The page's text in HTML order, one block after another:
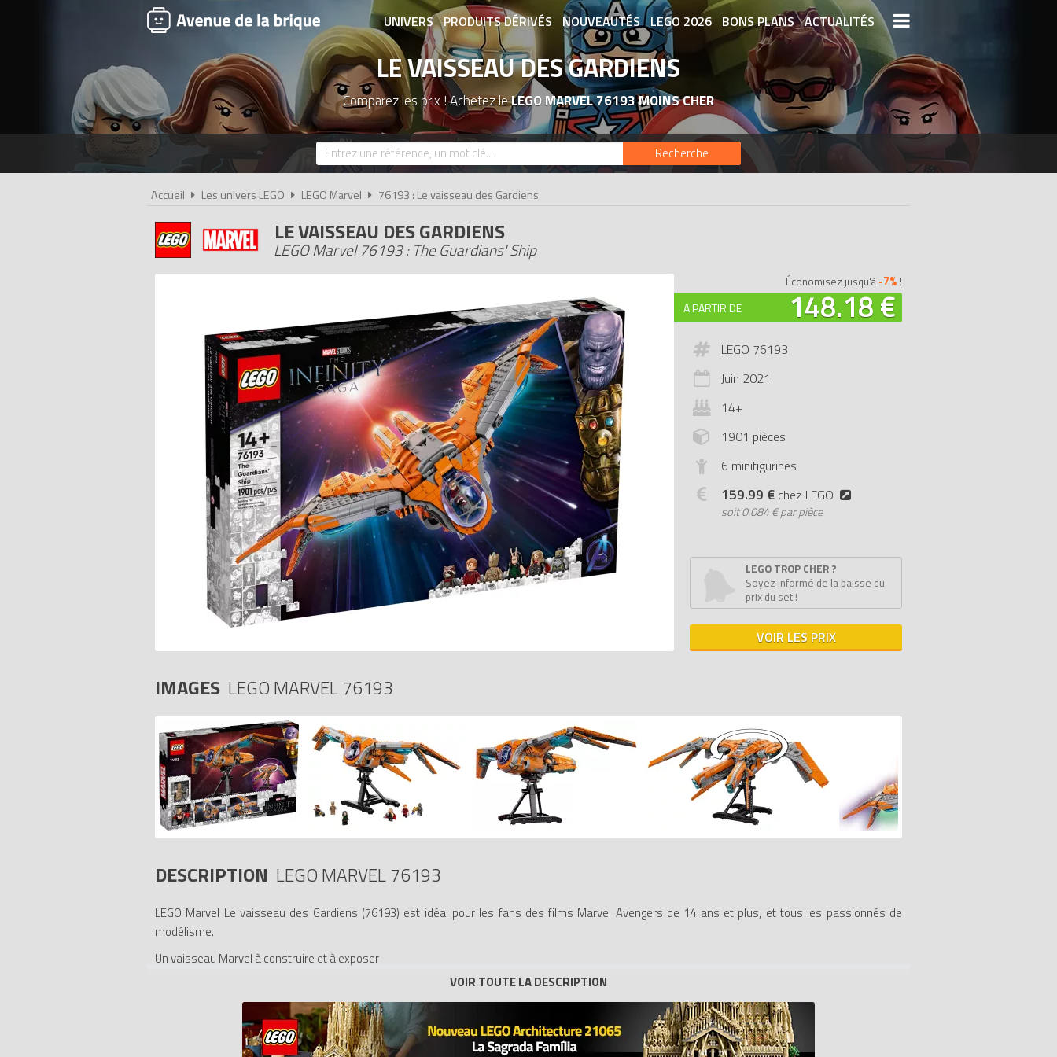
UNIVERS PRODUITS DÉRIVÉS NOUVEAUTÉS LEGO 2026 BONS PLANS ACTUALITÉS
ASSOCIATIONS DE FANS EXPOSITIONS LEGO LEGO LES PLUS CHERS
DERNIERS LEGO AJOUTÉS
LE VAISSEAU DES GARDIENS
Comparez les prix ! Achetez leLEGO MARVEL 76193 MOINS CHER
Recherche
Accueil Les univers LEGO LEGO Marvel 76193 : Le vaisseau des Gardiens
LE VAISSEAU DES GARDIENS
LEGO Marvel 76193 : The Guardians' Ship
A PARTIR DE 148.18 €
Économisez jusqu'à -7% !
LEGO 76193
Juin 2021
14+
1901 pièces
6 minifigurines
159.99 € chez LEGO
soit0.084 € par pièce
LEGO TROP CHER ?
Soyez informé de la baisse du
prix du set !
VOIR LES PRIX
IMAGES LEGO MARVEL 76193
DESCRIPTION LEGO MARVEL 76193
LEGO Marvel Le vaisseau des Gardiens (76193) est idéal pour les fans des films Marvel Avengers de 14 ans et plus, et tous les passionnés de
modélisme.
Un vaisseau Marvel à construire et à exposer
Les fans peuvent recréer les détails réalistes de l’un des vaisseaux les plus emblématiques des films Marvel Avengers. Le cockpit s’ouvre pour
dépôt d’armes, un ordinateur et un endroit où les héros se retrouvent pour un café et des donuts. Un support pivotant permet de donner une pose
dynamique au vaisseau et d’imaginer des aventures sans fin. Lorsque l’action s’arrête, le modèle constitue une superbe pièce d’exposition.